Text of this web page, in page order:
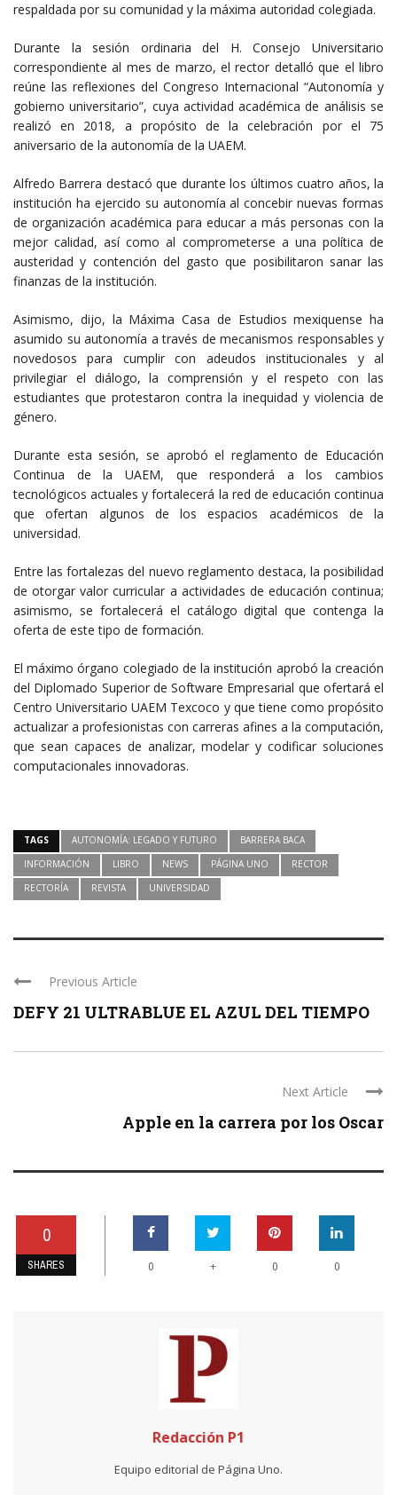
respaldada por su comunidad y la máxima autoridad colegiada.
Durante la sesión ordinaria del H. Consejo Universitario
correspondiente al mes de marzo, el rector detalló que el libro
reúne las reflexiones del Congreso Internacional “Autonomía y
gobierno universitario”, cuya actividad académica de análisis se
realizó en 2018, a propósito de la celebración por el 75
aniversario de la autonomía de la UAEM.
Alfredo Barrera destacó que durante los últimos cuatro años, la
institución ha ejercido su autonomía al concebir nuevas formas
de organización académica para educar a más personas con la
mejor calidad, así como al comprometerse a una política de
austeridad y contención del gasto que posibilitaron sanar las
finanzas de la institución.
Asimismo, dijo, la Máxima Casa de Estudios mexiquense ha
asumido su autonomía a través de mecanismos responsables y
novedosos para cumplir con adeudos institucionales y al
privilegiar el diálogo, la comprensión y el respeto con las
estudiantes que protestaron contra la inequidad y violencia de
género.
Durante esta sesión, se aprobó el reglamento de Educación
Continua de la UAEM, que responderá a los cambios
tecnológicos actuales y fortalecerá la red de educación continua
que ofertan algunos de los espacios académicos de la
universidad.
Entre las fortalezas del nuevo reglamento destaca, la posibilidad
de otorgar valor curricular a actividades de educación continua;
asimismo, se fortalecerá el catálogo digital que contenga la
oferta de este tipo de formación.
El máximo órgano colegiado de la institución aprobó la creación
del Diplomado Superior de Software Empresarial que ofertará el
Centro Universitario UAEM Texcoco y que tiene como propósito
actualizar a profesionistas con carreras afines a la computación,
que sean capaces de analizar, modelar y codificar soluciones
computacionales innovadoras.
TAGS AUTONOMÍA: LEGADO Y FUTURO
BARRERA BACA
INFORMACIÓN
LIBRO NEWS PÁGINA UNO
RECTOR
RECTORÍA
REVISTA UNIVERSIDAD
Previous Article
DEFY 21 ULTRABLUE EL AZUL DEL TIEMPO
Next Article
Apple en la carrera por los Oscar
0
SHARES 0 + 0 0
Redacción P1
Equipo editorial de Página Uno.